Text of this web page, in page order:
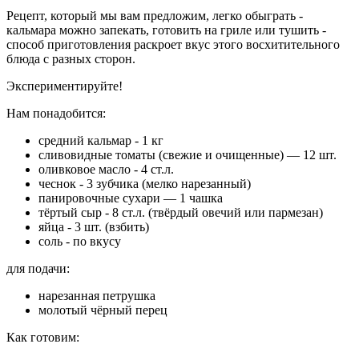
Рецепт, который мы вам предложим, легко обыграть -
кальмара можно запекать, готовить на гриле или тушить -
способ приготовления раскроет вкус этого восхитительного
блюда с разных сторон.
Экспериментируйте!
Нам понадобится:
средний кальмар - 1 кг
сливовидные томаты (свежие и очищенные) — 12 шт.
оливковое масло - 4 ст.л.
чеснок - 3 зубчика (мелко нарезанный)
панировочные сухари — 1 чашка
тёртый сыр - 8 ст.л. (твёрдый овечий или пармезан)
яйца - 3 шт. (взбить)
соль - по вкусу
для подачи:
нарезанная петрушка
молотый чёрный перец
Как готовим: